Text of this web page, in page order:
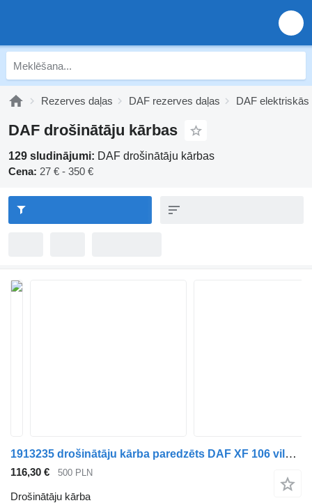
Rezerves daļas DAF rezerves daļas DAF elektriskās
DAF drošinātāju kārbas
129 sludinājumi: DAF drošinātāju kārbas
Cena: 27 € - 350 €
1913235 drošinātāju kārba paredzēts DAF XF 106 vilcēja
116,30 € 500 PLN
Drošinātāju kārba